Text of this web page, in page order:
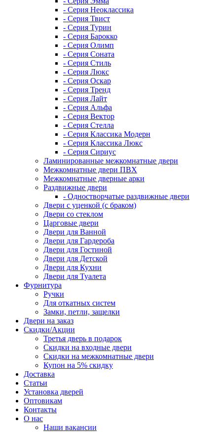
- Серия Неоклассика
- Серия Твист
- Серия Турин
- Серия Барокко
- Серия Олимп
- Серия Соната
- Серия Стиль
- Серия Люкс
- Серия Оскар
- Серия Тренд
- Серия Лайт
- Серия Альфа
- Серия Вектор
- Серия Стелла
- Серия Классика Модерн
- Серия Классика Люкс
- Серия Сириус
Ламинированные межкомнатные двери
Межкомнатные двери ПВХ
Межкомнатные дверные арки
Раздвижные двери
- Одностворчатые раздвижные двери
Двери с уценкой (с браком)
Двери со стеклом
Царговые двери
Двери для Ванной
Двери для Гардероба
Двери для Гостиной
Двери для Детской
Двери для Кухни
Двери для Туалета
Фурнитура
Ручки
Для откатных систем
Замки, петли, защелки
Двери на заказ
Скидки/Акции
Третья дверь в подарок
Скидки на входные двери
Скидки на межкомнатные двери
Купон на 5% скидку
Доставка
Статьи
Установка дверей
Оптовикам
Контакты
О нас
Наши вакансии